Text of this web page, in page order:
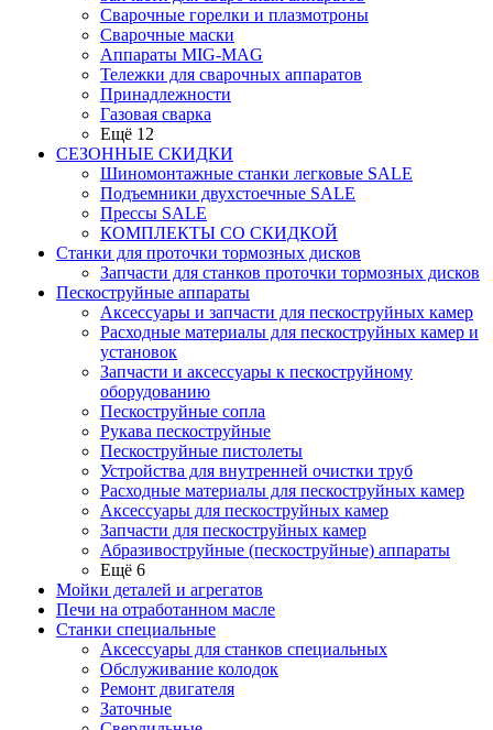
Сварочные горелки и плазмотроны
Сварочные маски
Аппараты MIG-MAG
Тележки для сварочных аппаратов
Принадлежности
Газовая сварка
Ещё 12
СЕЗОННЫЕ СКИДКИ
Шиномонтажные станки легковые SALE
Подъемники двухстоечные SALE
Прессы SALE
КОМПЛЕКТЫ СО СКИДКОЙ
Станки для проточки тормозных дисков
Запчасти для станков проточки тормозных дисков
Пескоструйные аппараты
Аксессуары и запчасти для пескоструйных камер
Расходные материалы для пескоструйных камер и
установок
Запчасти и аксессуары к пескоструйному
оборудованию
Пескоструйные сопла
Рукава пескоструйные
Пескоструйные пистолеты
Устройства для внутренней очистки труб
Расходные материалы для пескоструйных камер
Аксессуары для пескоструйных камер
Запчасти для пескоструйных камер
Абразивоструйные (пескоструйные) аппараты
Ещё 6
Мойки деталей и агрегатов
Печи на отработанном масле
Станки специальные
Аксессуары для станков специальных
Обслуживание колодок
Ремонт двигателя
Заточные